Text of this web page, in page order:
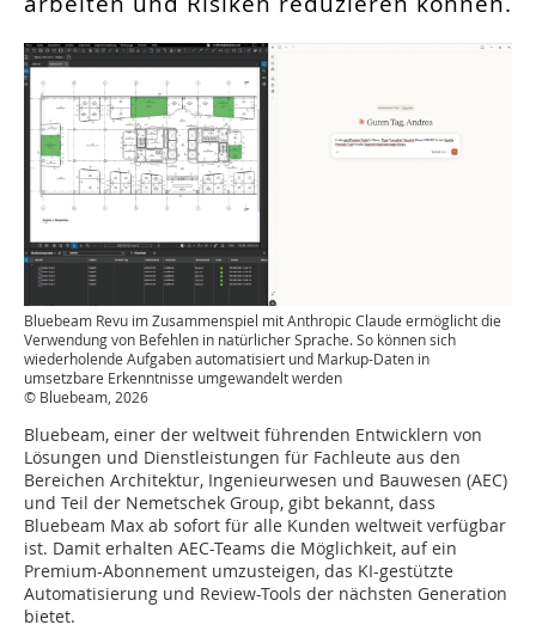
Bluebeam Revu im Zusammenspiel mit Anthropic Claude ermöglicht die
Verwendung von Befehlen in natürlicher Sprache. So können sich
wiederholende Aufgaben automatisiert und Markup-Daten in
umsetzbare Erkenntnisse umgewandelt werden
© Bluebeam, 2026
Bluebeam, einer der weltweit führenden Entwicklern von
Lösungen und Dienstleistungen für Fachleute aus den
Bereichen Architektur, Ingenieurwesen und Bauwesen (AEC)
und Teil der Nemetschek Group, gibt bekannt, dass
Bluebeam Max ab sofort für alle Kunden weltweit verfügbar
ist. Damit erhalten AEC-Teams die Möglichkeit, auf ein
Premium-Abonnement umzusteigen, das KI-gestützte
Automatisierung und Review-Tools der nächsten Generation
bietet.